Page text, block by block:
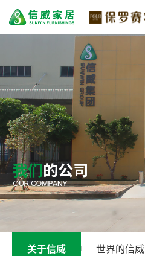
关于信威 世界的信威